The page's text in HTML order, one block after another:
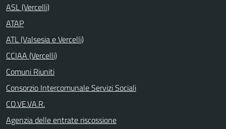
ASL (Vercelli)
ATAP
ATL (Valsesia e Vercelli)
CCIAA (Vercelli)
Comuni Riuniti
Consorzio Intercomunale Servizi Sociali
CO.VE.VA.R.
Agenzia delle entrate riscossione